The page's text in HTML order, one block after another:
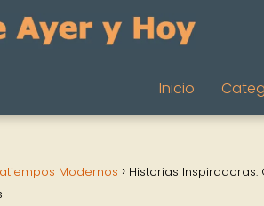
Inicio
Modernos
Historias